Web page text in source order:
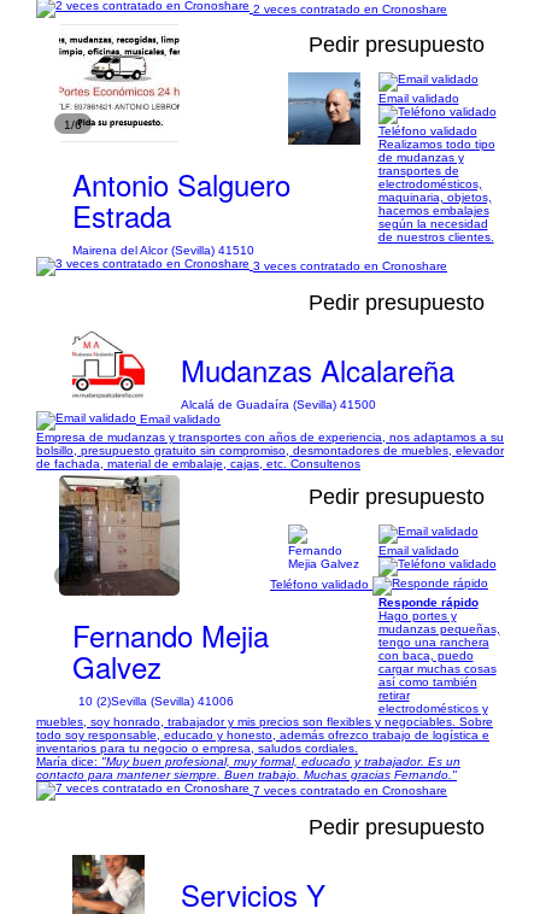
2 veces contratado en Cronoshare
1/6
Pedir presupuesto
Antonio Salguero
Estrada
Mairena del Alcor (Sevilla) 41510
Email validado
Teléfono validado
Realizamos todo tipo
de mudanzas y
transportes de
electrodomésticos,
maquinaria, objetos,
hacemos embalajes
según la necesidad
de nuestros clientes.
3 veces contratado en Cronoshare
Pedir presupuesto
Mudanzas Alcalareña
Alcalá de Guadaíra (Sevilla) 41500
Email validado
Empresa de mudanzas y transportes con años de experiencia, nos adaptamos a su
bolsillo, presupuesto gratuito sin compromiso, desmontadores de muebles, elevador
de fachada, material de embalaje, cajas, etc. Consultenos
1/2
Pedir presupuesto
Fernando Mejia
Galvez
10 (2)Sevilla (Sevilla) 41006
Email validado
Teléfono validado
Responde rápido
Hago portes y
mudanzas pequeñas,
tengo una ranchera
con baca, puedo
cargar muchas cosas
así como también
retirar
electrodomésticos y
muebles, soy honrado, trabajador y mis precios son flexibles y negociables. Sobre
todo soy responsable, educado y honesto, además ofrezco trabajo de logística e
inventarios para tu negocio o empresa, saludos cordiales.
María dice: "Muy buen profesional, muy formal, educado y trabajador. Es un
contacto para mantener siempre. Buen trabajo. Muchas gracias Fernando."
7 veces contratado en Cronoshare
Pedir presupuesto
Servicios Y